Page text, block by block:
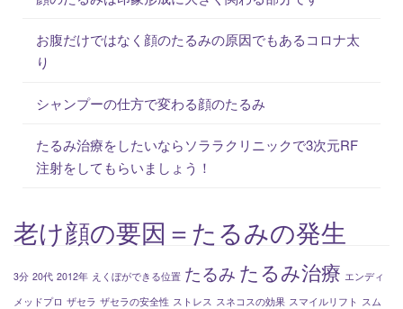
お腹だけではなく顔のたるみの原因でもあるコロナ太
り
シャンプーの仕方で変わる顔のたるみ
たるみ治療をしたいならソララクリニックで3次元RF
注射をしてもらいましょう！
老け顔の要因＝たるみの発生
3分 20代 2012年 えくぼができる位置 たるみ たるみ治療 エンディ
メッドプロ ザセラ ザセラの安全性 ストレス スネコスの効果 スマイルリフト スム